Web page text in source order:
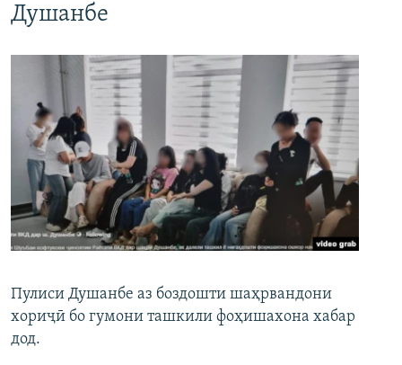
Душанбе
Пулиси Душанбе аз боздошти шаҳрвандони
хориҷӣ бо гумони ташкили фоҳишахона хабар
дод.